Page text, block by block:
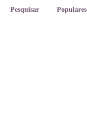
Pesquisar Populares